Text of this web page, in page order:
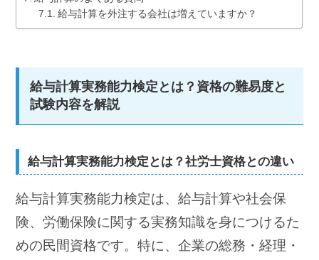
給与計算を外注する会社は増えていますか？
給与計算実務能力検定とは？資格の難易度と
試験内容を解説
給与計算実務能力検定とは？社労士資格との違い
給与計算実務能力検定は、給与計算や社会保
険、労働保険に関する実務知識を身につけるた
めの民間資格です。特に、企業の総務・経理・